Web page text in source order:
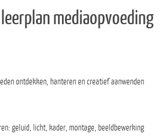
mediaopvoeding
ontdekken, hanteren en creatief aanwenden
geluid, licht, kader, montage, beeldbewerking